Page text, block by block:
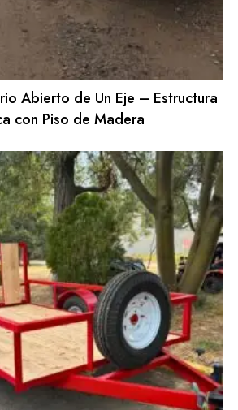
Abierto de Un Eje – Estructura
con Piso de Madera